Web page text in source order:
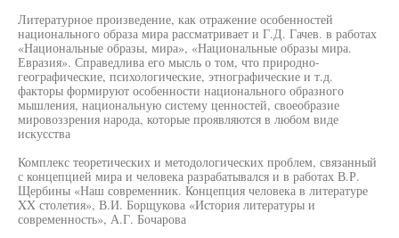
Литературное произведение, как отражение особенностей
национального образа мира рассматривает и Г.Д. Гачев. в работах
«Национальные образы, мира», «Национальные образы мира.
Евразия». Справедлива его мысль о том, что природно-
географические, психологические, этнографические и т.д.
факторы формируют особенности национального образного
мышления, национальную систему ценностей, своеобразие
мировоззрения народа, которые проявляются в любом виде
искусства
Комплекс теоретических и методологических проблем, связанный
с концепцией мира и человека разрабатывался и в работах В.Р.
Щербины «Наш современник. Концепция человека в литературе
XX столетия», В.И. Борщукова «История литературы и
современность», А.Г. Бочарова